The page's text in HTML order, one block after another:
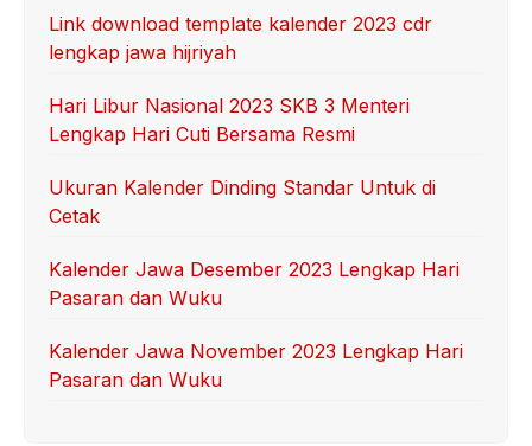
Link download template kalender 2023 cdr
lengkap jawa hijriyah
Hari Libur Nasional 2023 SKB 3 Menteri
Lengkap Hari Cuti Bersama Resmi
Ukuran Kalender Dinding Standar Untuk di
Cetak
Kalender Jawa Desember 2023 Lengkap Hari
Pasaran dan Wuku
Kalender Jawa November 2023 Lengkap Hari
Pasaran dan Wuku